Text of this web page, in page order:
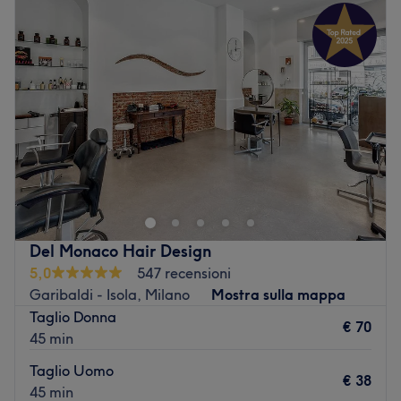
10:00 –18:30
Giovedì
10:00–18:30
Venerdì
10:00 –18:30
Sabato
10:00 –17:00
Domenica
Chiuso
In via Alserio 1, a Milano, sorge il salone AM I
PARRUCCHIERI aperto dalla titolare Alessandra Misiti
per offrire trattamenti per la cura, il benessere e la
bellezza di ogni tipo di capello. In un ambiente moderno
e accogliente, Alessandra e la sua collaboratrice amano
prendersi cura dell'immagine di donne e uomini
personalizzando ogni servizio su misura. Il brand scelto
per coccolare i clienti è Triskell, di ottima qualità perchè
si basa solo su ingredienti naturali e organici 100%.
Del Monaco Hair Design
5,0
547 recensioni
Garibaldi - Isola, Milano
Mostra sulla mappa
Taglio Donna
45 min
€ 70
Taglio Uomo
45 min
€ 38